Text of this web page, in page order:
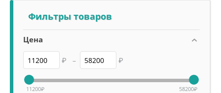
Фильтры товаров
Цена
₽ – ₽
11200₽ 58200₽